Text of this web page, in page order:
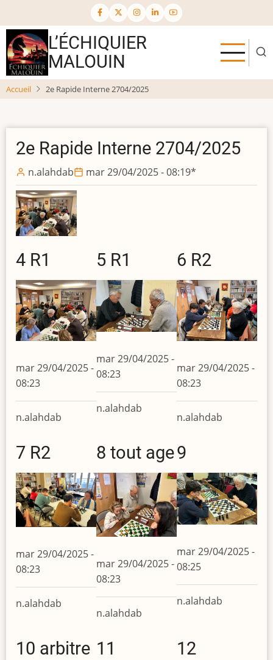
au
contenu
principal
L’ÉCHIQUIER
MALOUIN
Accueil 2e Rapide Interne 2704/2025
2e Rapide Interne 2704/2025
n.alahdab mar 29/04/2025 - 08:19*
4 R1
mar 29/04/2025 -
08:23
n.alahdab
5 R1
mar 29/04/2025 -
08:23
n.alahdab
6 R2
mar 29/04/2025 -
08:23
n.alahdab
7 R2
mar 29/04/2025 -
08:23
n.alahdab
8 tout age
mar 29/04/2025 -
08:23
n.alahdab
9
mar 29/04/2025 -
08:25
n.alahdab
10 arbitre 11 12